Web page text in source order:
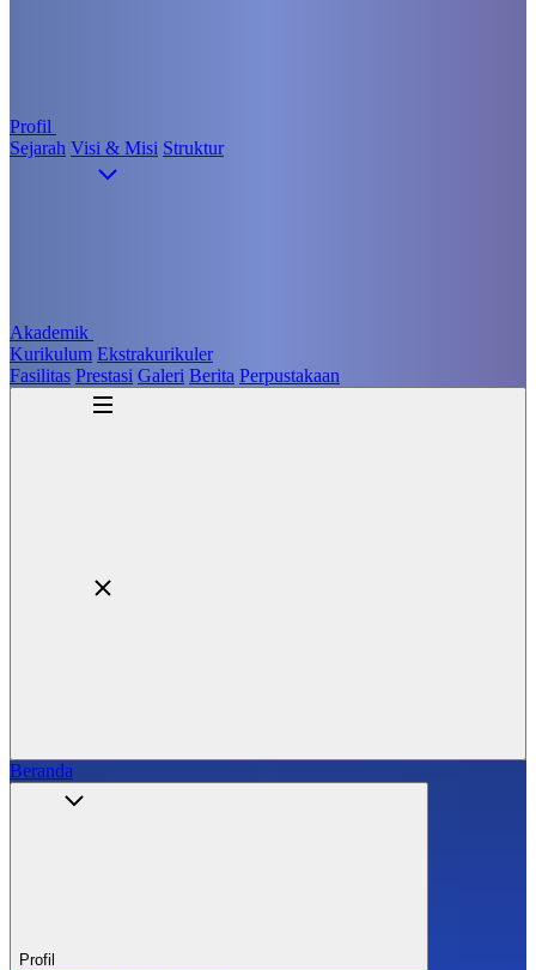
Profil
Sejarah Visi & Misi Struktur
Akademik
Kurikulum Ekstrakurikuler
Fasilitas Prestasi Galeri Berita Perpustakaan
Beranda
Profil